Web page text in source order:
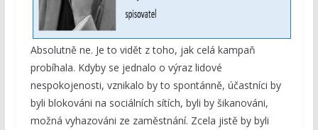
Absolutně ne. Je to vidět z toho, jak celá kampaň
probíhala. Kdyby se jednalo o výraz lidové
nespokojenosti, vznikalo by to spontánně, účastníci by
byli blokováni na sociálních sítích, byli by šikanováni,
možná vyhazováni ze zaměstnání. Zcela jistě by byli